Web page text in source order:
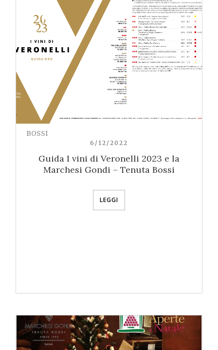
BOSSI
6/12/2022
Guida I vini di Veronelli 2023 e la
Marchesi Gondi – Tenuta Bossi
LEGGI